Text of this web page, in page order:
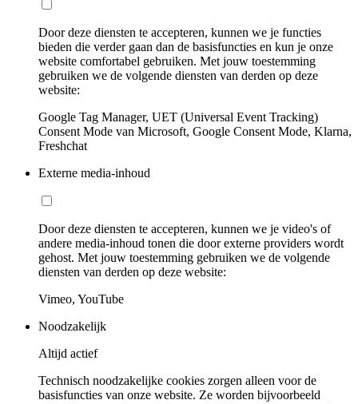
Door deze diensten te accepteren, kunnen we je functies
bieden die verder gaan dan de basisfuncties en kun je onze
website comfortabel gebruiken. Met jouw toestemming
gebruiken we de volgende diensten van derden op deze
website:
Google Tag Manager, UET (Universal Event Tracking)
Consent Mode van Microsoft, Google Consent Mode, Klarna,
Freshchat
Externe media-inhoud
Door deze diensten te accepteren, kunnen we je video's of
andere media-inhoud tonen die door externe providers wordt
gehost. Met jouw toestemming gebruiken we de volgende
diensten van derden op deze website:
Vimeo, YouTube
Noodzakelijk
Altijd actief
Technisch noodzakelijke cookies zorgen alleen voor de
basisfuncties van onze website. Ze worden bijvoorbeeld